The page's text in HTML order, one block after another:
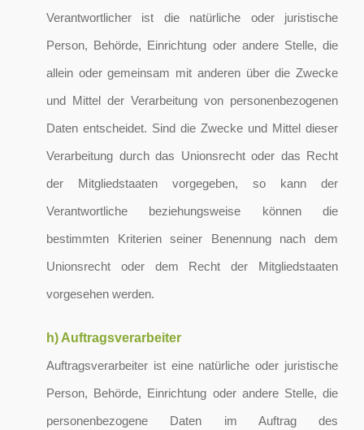
Verantwortlicher ist die natürliche oder juristische
Person, Behörde, Einrichtung oder andere Stelle, die
allein oder gemeinsam mit anderen über die Zwecke
und Mittel der Verarbeitung von personenbezogenen
Daten entscheidet. Sind die Zwecke und Mittel dieser
Verarbeitung durch das Unionsrecht oder das Recht
der Mitgliedstaaten vorgegeben, so kann der
Verantwortliche beziehungsweise können die
bestimmten Kriterien seiner Benennung nach dem
Unionsrecht oder dem Recht der Mitgliedstaaten
vorgesehen werden.
h) Auftragsverarbeiter
Auftragsverarbeiter ist eine natürliche oder juristische
Person, Behörde, Einrichtung oder andere Stelle, die
personenbezogene Daten im Auftrag des